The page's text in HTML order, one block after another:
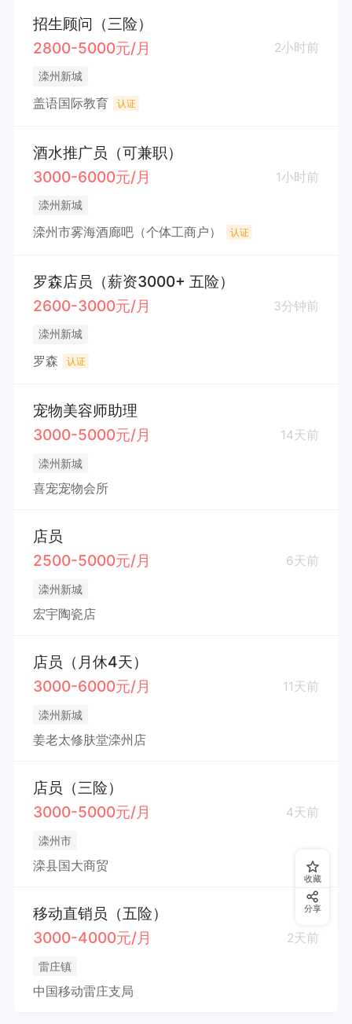
招生顾问（三险）
2800-5000元/月
2小时前
滦州新城
盖语国际教育 认证
酒水推广员（可兼职）
3000-6000元/月
1小时前
滦州新城
滦州市雾海酒廊吧（个体工商户） 认证
罗森店员（薪资3000+ 五险）
2600-3000元/月
3分钟前
滦州新城
罗森 认证
宠物美容师助理
3000-5000元/月
14天前
滦州新城
喜宠宠物会所
店员
2500-5000元/月
6天前
滦州新城
宏宇陶瓷店
店员（月休4天）
3000-6000元/月
11天前
滦州新城
姜老太修肤堂滦州店
店员（三险）
3000-5000元/月
4天前
滦州市
滦县国大商贸
移动直销员（五险）
3000-4000元/月
2天前
雷庄镇
中国移动雷庄支局
收藏
分享